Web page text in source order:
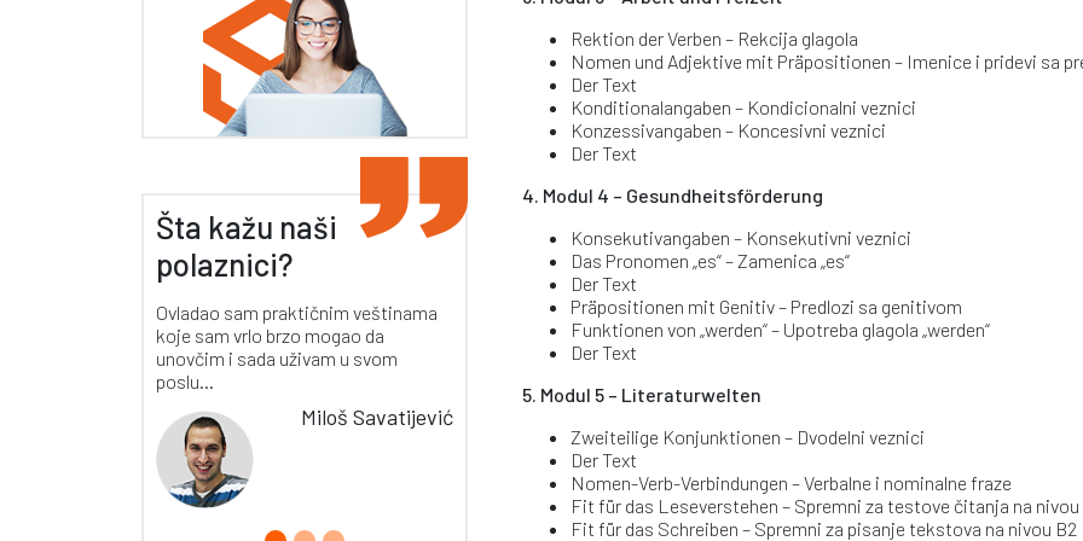
Šta kažu naši
polaznici?
Ovladao sam praktičnim veštinama
koje sam vrlo brzo mogao da
unovčim i sada uživam u svom
poslu...
Miloš Savatijević
Rektion der Verben – Rekcija glagola
Nomen und Adjektive mit Präpositionen – Imenice i pridevi sa
Der Text
Konditionalangaben – Kondicionalni veznici
Konzessivangaben – Koncesivni veznici
Der Text
4. Modul 4 – Gesundheitsförderung
Konsekutivangaben – Konsekutivni veznici
Das Pronomen „es“ – Zamenica „es“
Der Text
Präpositionen mit Genitiv – Predlozi sa genitivom
Funktionen von „werden“ – Upotreba glagola „werden“
Der Text
5. Modul 5 – Literaturwelten
Zweiteilige Konjunktionen – Dvodelni veznici
Der Text
Nomen-Verb-Verbindungen – Verbalne i nominalne fraze
Fit für das Leseverstehen – Spremni za testove čitanja na nivou
Fit für das Schreiben – Spremni za pisanje tekstova na nivou B2